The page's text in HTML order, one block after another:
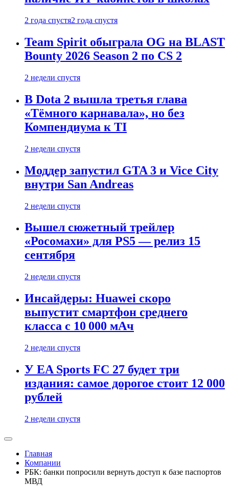
2 года спустя2 года спустя
Team Spirit обыграла OG на BLAST
Bounty 2026 Season 2 по CS 2
2 недели спустя
В Dota 2 вышла третья глава
«Тёмного карнавала», но без
Компендиума к TI
2 недели спустя
Моддер запустил GTA 3 и Vice City
внутри San Andreas
2 недели спустя
Вышел сюжетный трейлер
«Росомахи» для PS5 — релиз 15
сентября
2 недели спустя
Инсайдеры: Huawei скоро
выпустит смартфон среднего
класса с 10 000 мАч
2 недели спустя
У EA Sports FC 27 будет три
издания: самое дорогое стоит 12 000
рублей
2 недели спустя
Главная
Компании
РБК: банки попросили вернуть доступ к базе паспортов
МВД